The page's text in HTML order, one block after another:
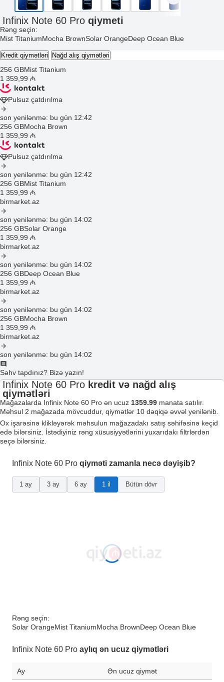
Infinix Note 60 Pro qiymeti
Rəng seçin:
Mist TitaniumMocha BrownSolar OrangeDeep Ocean Blue
Kredit qiymətləri Nağd alış qiymətləri
256 GBMist Titanium
1 359 ,99 ₼
Pulsuz çatdırılma
son yenilənmə: bu gün 12:42
256 GBMocha Brown
1 359 ,99 ₼
Pulsuz çatdırılma
son yenilənmə: bu gün 12:42
256 GBMist Titanium
1 359 ,99 ₼
birmarket.az
son yenilənmə: bu gün 14:02
256 GBSolar Orange
1 359 ,99 ₼
birmarket.az
son yenilənmə: bu gün 14:02
256 GBDeep Ocean Blue
1 359 ,99 ₼
birmarket.az
son yenilənmə: bu gün 14:02
256 GBMocha Brown
1 359 ,99 ₼
birmarket.az
son yenilənmə: bu gün 14:02
Səhv tapdınız? Bizə yazın!
Infinix Note 60 Pro kredit və nağd alış
qiymətləri
Mağazalarda Infinix Note 60 Pro ən ucuz 1359.99 manata satılır.
Məhsul 2 mağazada mövcuddur, qiymətlər 10 dəqiqə əvvəl yenilənib.
Ox işarəsinə klikləyərək məhsulun mağazadakı satış səhifəsinə keçid
edə bilərsiniz. İstədiyiniz rəng xüsusiyyətlərini yuxarıdakı filtrlərdən
seçə bilərsiniz.
Infinix Note 60 Pro qiyməti zamanla necə dəyişib?
1 ay 3 ay 6 ay 1 il Bütün dövr
Rəng seçin:
Solar OrangeMist TitaniumMocha BrownDeep Ocean Blue
Infinix Note 60 Pro aylıq ən ucuz qiymətləri
Ay Ən ucuz qiymət